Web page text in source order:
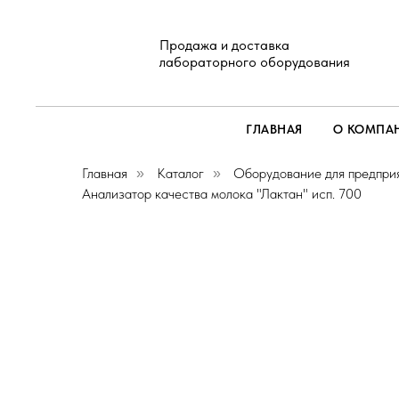
Продажа и доставка
лабораторного оборудования
ГЛАВНАЯ О
Главная » Каталог » Оборудование для
Анализатор качества молока "Лактан" исп. 700